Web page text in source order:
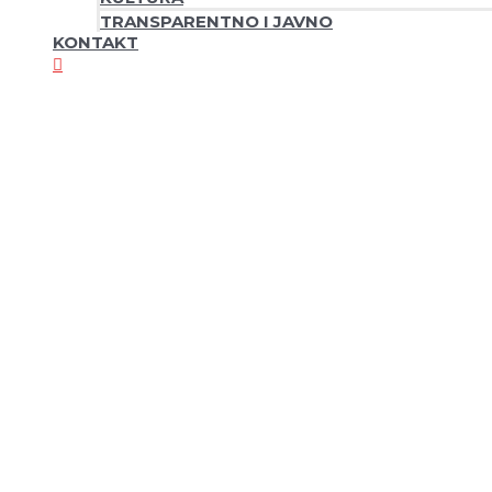
TRANSPARENTNO I JAVNO
KONTAKT